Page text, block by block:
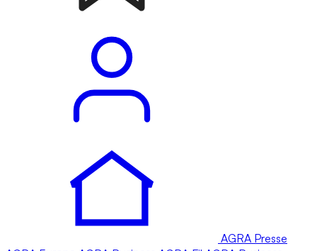
AGRA Presse